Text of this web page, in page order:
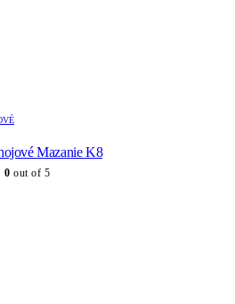
Mazanie K8
0 out of 5